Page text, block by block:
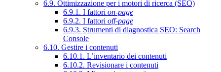
6.9. Ottimizzazione per i motori di ricerca (SEO)
6.9.1. I fattori on-page
6.9.2. I fattori off-page
6.9.3. Strumenti di diagnostica SEO: Search
Console
6.10. Gestire i contenuti
6.10.1. L’inventario dei contenuti
6.10.2. Revisionare i contenuti